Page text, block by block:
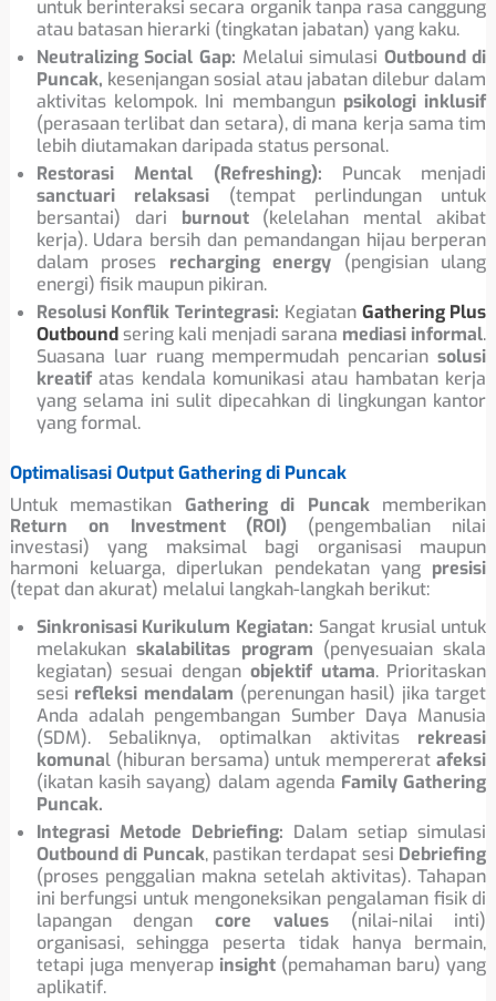
untuk berinteraksi secara organik tanpa rasa canggung
atau batasan hierarki (tingkatan jabatan) yang kaku.
Neutralizing Social Gap: Melalui simulasi Outbound di
Puncak, kesenjangan sosial atau jabatan dilebur dalam
aktivitas kelompok. Ini membangun psikologi inklusif
(perasaan terlibat dan setara), di mana kerja sama tim
lebih diutamakan daripada status personal.
Restorasi Mental (Refreshing): Puncak menjadi
sanctuari relaksasi (tempat perlindungan untuk
bersantai) dari burnout(kelelahan mental akibat
kerja). Udara bersih dan pemandangan hijau berperan
dalam proses recharging energy (pengisian ulang
energi) fisik maupun pikiran.
Resolusi Konflik Terintegrasi: Kegiatan Gathering Plus
Outboundsering kali menjadi sarana mediasi informal.
Suasana luar ruang mempermudah pencariansolusi
kreatifatas kendala komunikasi atau hambatan kerja
yang selama ini sulit dipecahkan di lingkungan kantor
yang formal.
Optimalisasi Output Gathering di Puncak
Untuk memastikan Gathering di Puncakmemberikan
Return on Investment (ROI) (pengembalian nilai
investasi) yang maksimal bagi organisasi maupun
harmoni keluarga, diperlukan pendekatan yang presisi
(tepat dan akurat) melalui langkah-langkah berikut:
Sinkronisasi Kurikulum Kegiatan: Sangat krusial untuk
melakukanskalabilitas program (penyesuaian skala
kegiatan) sesuai dengan objektif utama. Prioritaskan
sesi refleksi mendalam (perenungan hasil) jika target
Anda adalah pengembangan Sumber Daya Manusia
(SDM). Sebaliknya, optimalkan aktivitas rekreasi
komunal (hiburan bersama) untuk mempereratafeksi
(ikatan kasih sayang) dalam agenda Family Gathering
Puncak.
Integrasi Metode Debriefing: Dalam setiap simulasi
Outbound di Puncak, pastikan terdapat sesi Debriefing
(proses penggalian makna setelah aktivitas). Tahapan
ini berfungsi untuk mengoneksikan pengalaman fisik di
lapangan dengancore values(nilai-nilai inti)
organisasi, sehingga peserta tidak hanya bermain,
tetapi juga menyerap insight (pemahaman baru) yang
aplikatif.